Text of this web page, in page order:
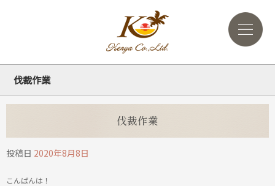
伐裁作業
伐裁作業
投稿日 2020年8月8日
こんばんは！